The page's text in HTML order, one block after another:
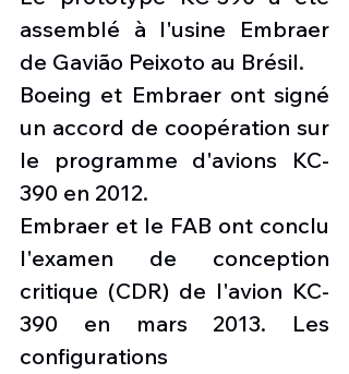
assemblé à l'usine Embraer
de Gavião Peixoto au Brésil.
Boeing et Embraer ont signé
un accord de coopération sur
le programme d'avions KC-
390 en 2012.
Embraer et le FAB ont conclu
l'examen de conception
critique (CDR) de l'avion KC-
390 en mars 2013. Les
configurations